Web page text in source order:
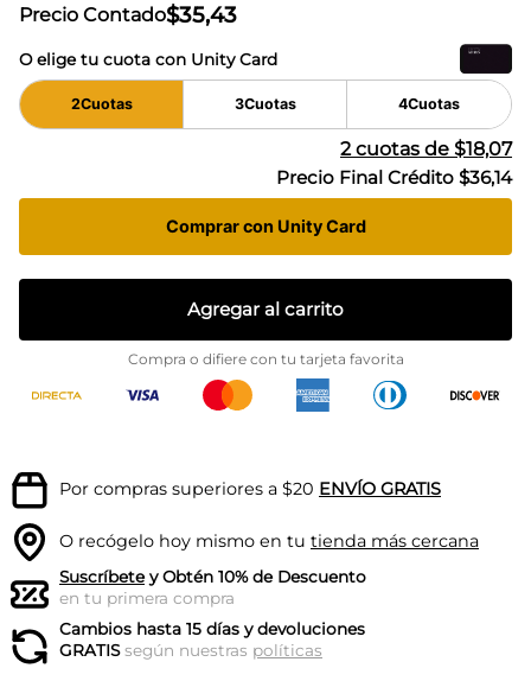
Precio Contado$35,43
O elige tu cuota con Unity Card
2Cuotas 3Cuotas 4Cuotas
2cuotas de $18,07
Precio Final Crédito $36,14
Comprar con Unity Card
Agregar al carrito
Compra o difiere con tu tarjeta favorita
Por compras superiores a $20 ENVÍO GRATIS
O recógelo hoy mismo en tu tienda más cercana
Suscríbetey Obtén 10% de Descuento
en tu primera compra
Cambios hasta 15 días y devoluciones
GRATISsegún nuestras políticas